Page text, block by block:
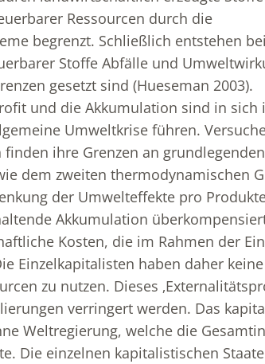
Ressourcen durch die
begrenzt. Schließlich entstehen
Stoffe Abfälle und
gesetzt sind (Hueseman 2003).
und die Akkumulation sind in sich
Umweltkrise führen.
ihre Grenzen an grundlegenden
dem zweiten thermodynamischen
der Umwelteffekte pro
Akkumulation
Kosten, die im Rahmen der
Einzelkapitalisten haben daher
zu nutzen. Dieses
verringert werden. Das
Weltregierung, welche die
Die einzelnen kapitalistischen